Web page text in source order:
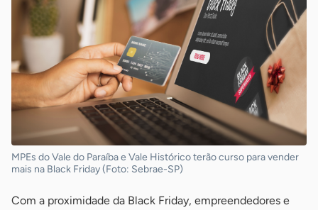
MPEs do Vale do Paraíba e Vale Histórico terão curso para vender
mais na Black Friday (Foto: Sebrae-SP)
Com a proximidade da Black Friday, empreendedores e